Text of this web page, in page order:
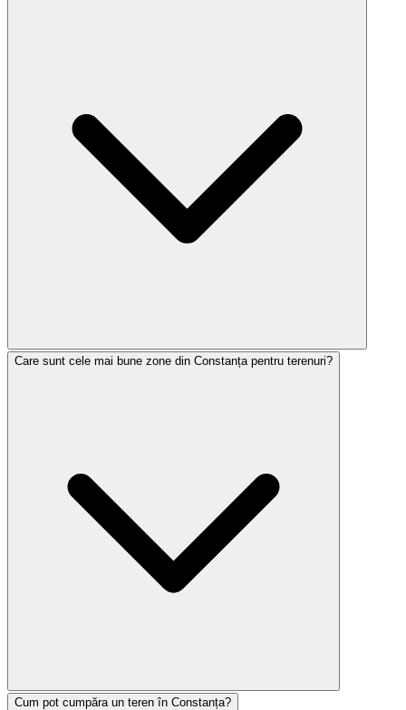
Care sunt cele mai bune zone din Constanța pentru terenuri?
Cum pot cumpăra un teren în Constanța?